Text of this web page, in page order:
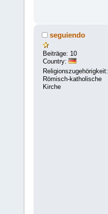
seguiendo
Beiträge: 10
Country:
Religionszugehörigkeit:
Römisch-katholische
Kirche